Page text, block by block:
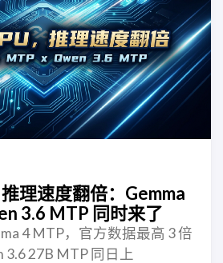
理速度翻倍：Gemma
3.6 MTP 同时来了
4 MTP，官方数据最高 3 倍
3.6 27B MTP 同日上